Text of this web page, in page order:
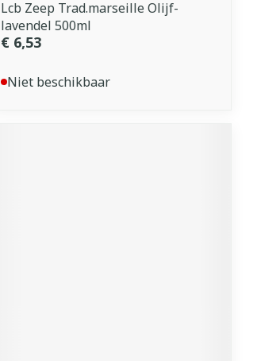
Lcb Zeep Trad.marseille Olijf-
lavendel 500ml
€ 6,53
Niet beschikbaar